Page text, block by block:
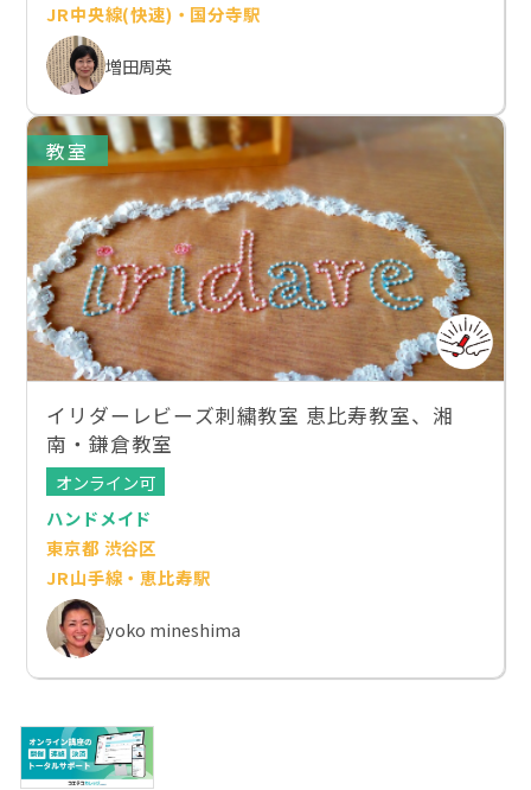
JR中央線(快速)・国分寺駅
増田周英
教室
イリダーレビーズ刺繍教室 恵比寿教室、湘
南・鎌倉教室
オンライン可
ハンドメイド
東京都 渋谷区
JR山手線・恵比寿駅
yoko mineshima